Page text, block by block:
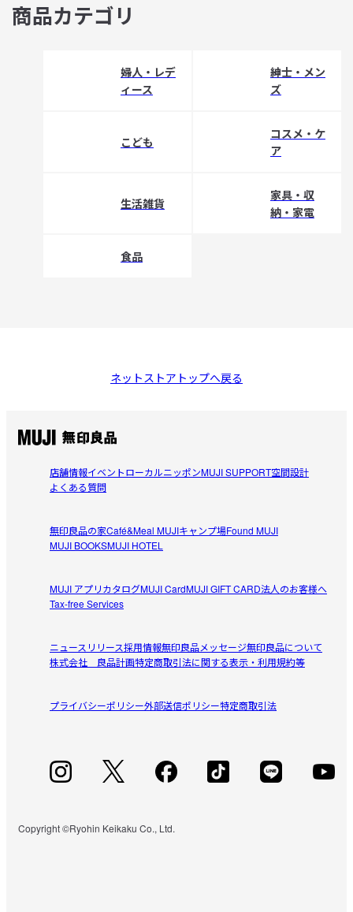
商品カテゴリ
婦人・レデ
ィース
紳士・メン
ズ
こども
コスメ・ケ
ア
生活雑貨
家具・収
納・家電
食品
ネットストアトップへ戻る
店舗情報イベントローカルニッポンMUJI SUPPORT空間設計
よくある質問
無印良品の家Café&Meal MUJIキャンプ場Found MUJI
MUJI BOOKSMUJI HOTEL
MUJI アプリカタログMUJI CardMUJI GIFT CARD法人のお客様へ
Tax-free Services
ニュースリリース採用情報無印良品メッセージ無印良品について
株式会社 良品計画特定商取引法に関する表示・利用規約等
プライバシーポリシー外部送信ポリシー特定商取引法
Copyright ©Ryohin Keikaku Co., Ltd.